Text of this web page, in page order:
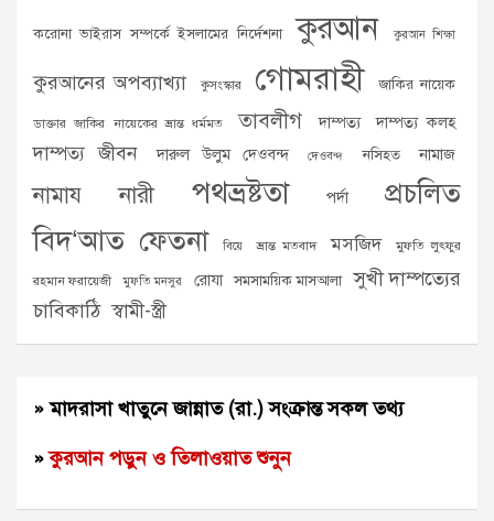
করোনা ভাইরাস সম্পর্কে ইসলামের নির্দেশনা কুরআন কুরআন শিক্ষা
কুরআনের অপব্যাখ্যা কুসংস্কার গোমরাহী জাকির নায়েক
ডাক্তার জাকির নায়েকের ভ্রান্ত ধর্মমত তাবলীগ দাম্পত্য দাম্পত্য কলহ
দাম্পত্য জীবন দারুল উলুম দেওবন্দ দেওবন্দ নসিহত নামাজ
নামায নারী পথভ্রষ্টতা পর্দা
প্রচলিত
বিদ‘আত ফেতনা বিয়ে ভ্রান্ত মতবাদ মসজিদ মুফতি লুৎফুর
রহমান ফরায়েজী মুফতি মনসুর রোযা সমসাময়িক মাসআলা
সুখী দাম্পত্যের
চাবিকাঠি স্বামী-স্ত্রী
» মাদরাসা খাতুনে জান্নাত (রা.) সংক্রান্ত সকল তথ্য
» কুরআন পড়ুন ও তিলাওয়াত শুনুন